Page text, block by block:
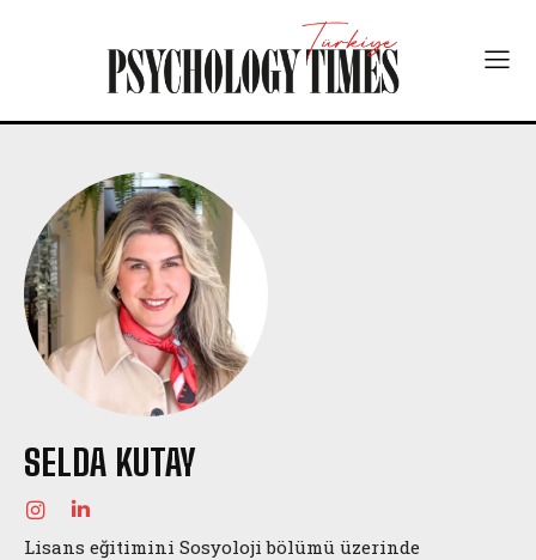
SELDA KUTAY
Lisans eğitimini Sosyoloji bölümü üzerinde